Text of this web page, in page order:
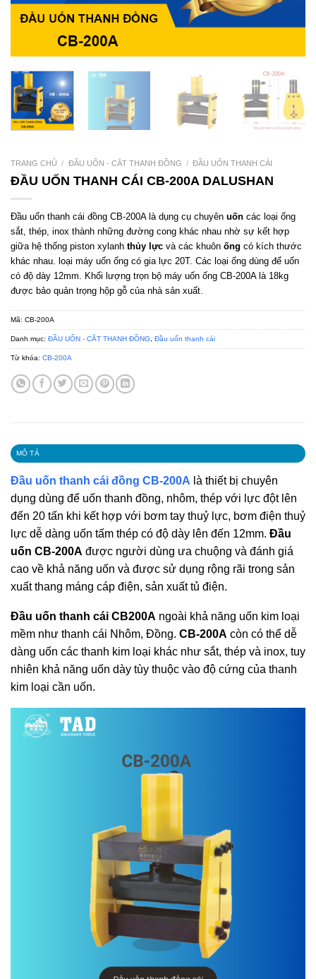
TRANG CHỦ / ĐẦU UỐN - CẮT THANH ĐỒNG / ĐẦU UỐN THANH CÁI
ĐẦU UỐN THANH CÁI CB-200A DALUSHAN
Đầu uốn thanh cái đồng CB-200A là dụng cụ chuyên uốn các loại ống
sắt, thép, inox thành những đường cong khác nhau nhờ sự kết hợp
giữa hệ thống piston xylanh thủy lực và các khuôn ống có kích thước
khác nhau. loại máy uốn ống có gia lực 20T. Các loại ống dùng để uốn
có độ dày 12mm. Khối lượng trọn bộ máy uốn ống CB-200A là 18kg
được bảo quản trọng hộp gỗ của nhà sản xuất.
Mã: CB-200A
Danh mục: ĐẦU UỐN - CẮT THANH ĐỒNG Đầu uốn thanh cái
Từ khóa: CB-200A
MÔ TẢ
Đầu uốn thanh cái đồng CB-200A là thiết bị chuyên
dụng dùng để uốn thanh đồng, nhôm, thép với lực đột lên
đến 20 tấn khi kết hợp với bơm tay thuỷ lực, bơm điện thuỷ
lực dễ dàng uốn tấm thép có độ dày lên đến 12mm. Đầu
uốn CB-200A được người dùng ưa chuộng và đánh giá
cao về khả năng uốn và được sử dụng rộng rãi trong sản
xuất thang máng cáp điện, sản xuất tủ điện.
Đầu uốn thanh cái CB200A ngoài khả năng uốn kim loại
mềm như thanh cái Nhôm, Đồng. CB-200A còn có thể dễ
dàng uốn các thanh kim loại khác như sắt, thép và inox, tuy
nhiên khả năng uốn dày tùy thuộc vào độ cứng của thanh
kim loại cần uốn.